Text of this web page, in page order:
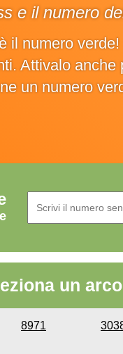
e il numero
il numero
Attivalo
un numero
un
8971